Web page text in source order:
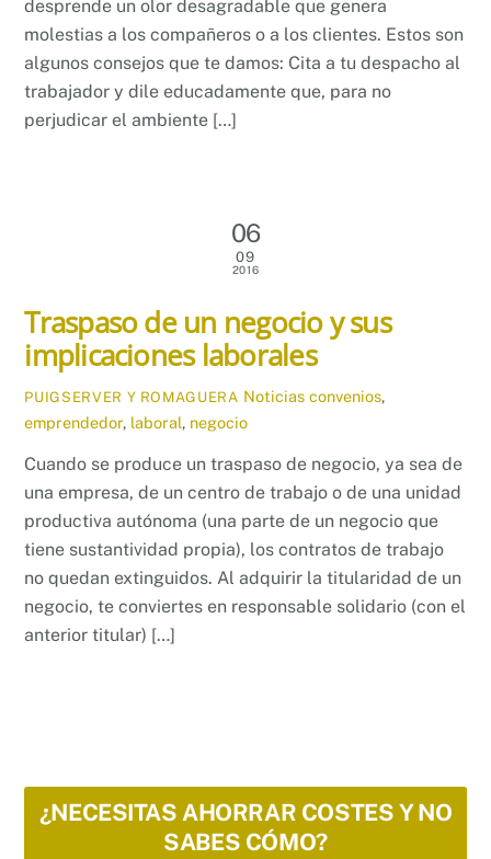
desprende un olor desagradable que genera
molestias a los compañeros o a los clientes. Estos son
algunos consejos que te damos: Cita a tu despacho al
trabajador y dile educadamente que, para no
perjudicar el ambiente […]
06
09
2016
Traspaso de un negocio y sus
implicaciones laborales
PUIGSERVER Y ROMAGUERA Noticias convenios,
emprendedor, laboral, negocio
Cuando se produce un traspaso de negocio, ya sea de
una empresa, de un centro de trabajo o de una unidad
productiva autónoma (una parte de un negocio que
tiene sustantividad propia), los contratos de trabajo
no quedan extinguidos. Al adquirir la titularidad de un
negocio, te conviertes en responsable solidario (con el
anterior titular) […]
¿NECESITAS AHORRAR COSTES Y NO
SABES CÓMO?